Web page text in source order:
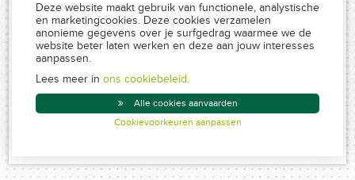
Conduite MiFID
Created by Insucommerce
Deze website maakt gebruik van functionele, analystische
en marketingcookies. Deze cookies verzamelen
anonieme gegevens over je surfgedrag waarmee we de
website beter laten werken en deze aan jouw interesses
aanpassen.
Lees meer in ons cookiebeleid.
Alle cookies aanvaarden
Cookievoorkeuren aanpassen